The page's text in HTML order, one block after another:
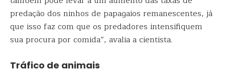
predação dos ninhos de papagaios remanescentes, já
que isso faz com que os predadores intensifiquem
sua procura por comida”, avalia a cientista.
Tráfico de animais